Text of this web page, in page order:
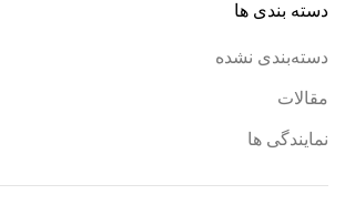
دسته بندی ها
دسته‌بندی نشده
مقالات
نمایندگی ها